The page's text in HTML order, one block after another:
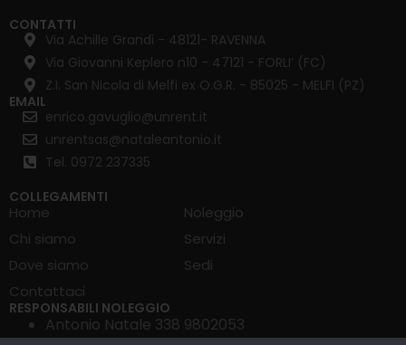
CONTATTI
Via Achille Grandi - 48121- RAVENNA
Via Giovanni Keplero n10 - 47121 - FORLI’ (FC)
Z.I. San Nicola di Melfi ex O.G.R. - 85025 - MELFI (PZ)
EMAIL
enrico.gavuglio@unrent.it
unrentsas@nataleantonio.it
Tel. 0972 237335
COLLEGAMENTI
Home
Chi siamo
Dove siamo
Contattaci
Noleggio
Servizi
Sedi
RESPONSABILI NOLEGGIO
Antonio Natale 338 9802053